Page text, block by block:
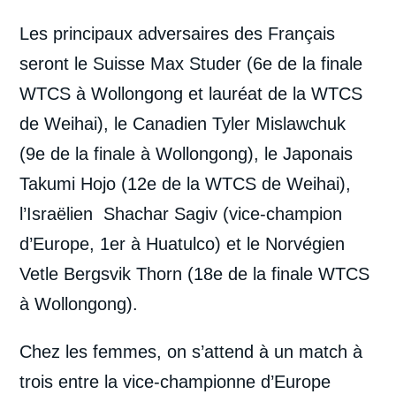
Les principaux adversaires des Français
seront le Suisse Max Studer (6e de la finale
WTCS à Wollongong et lauréat de la WTCS
de Weihai), le Canadien Tyler Mislawchuk
(9e de la finale à Wollongong), le Japonais
Takumi Hojo (12e de la WTCS de Weihai),
l’Israëlien Shachar Sagiv (vice-champion
d’Europe, 1er à Huatulco) et le Norvégien
Vetle Bergsvik Thorn (18e de la finale WTCS
à Wollongong).
Chez les femmes, on s’attend à un match à
trois entre la vice-championne d’Europe